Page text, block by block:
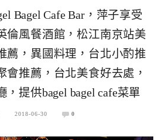
Bagel Cafe Bar，萍子享受
倫風餐酒館，松江南京站美
薦，異國料理，台北小酌推
會推薦，台北美食好去處，
提供bagel bagel cafe菜單
2018-06-30 0